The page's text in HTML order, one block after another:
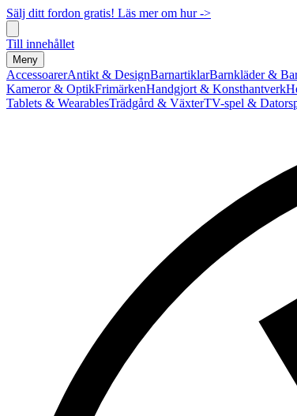
Sälj ditt fordon gratis! Läs mer om hur ->
Till innehållet
Meny
AccessoarerAntikt & DesignBarnartiklarBarnkläder &
Kameror & OptikFrimärkenHandgjort & Konsthantverk
Tablets & WearablesTrädgård & VäxterTV-spel &